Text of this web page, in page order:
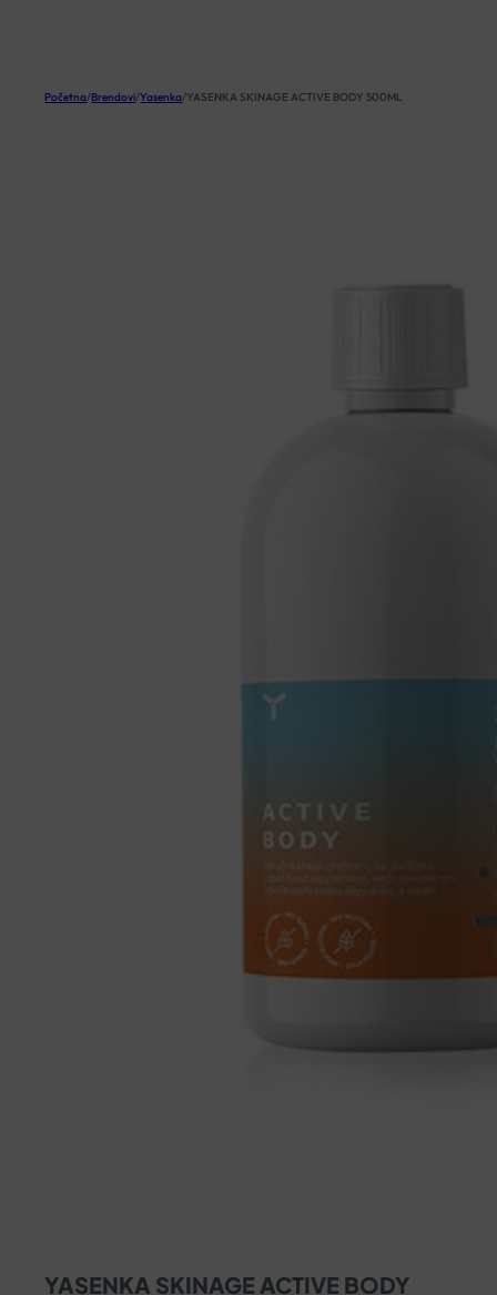
Početna/Brendovi/Yasenka/YASENKA SKINAGE ACTIVE BODY 500ML
YASENKA SKINAGE ACTIVE BODY